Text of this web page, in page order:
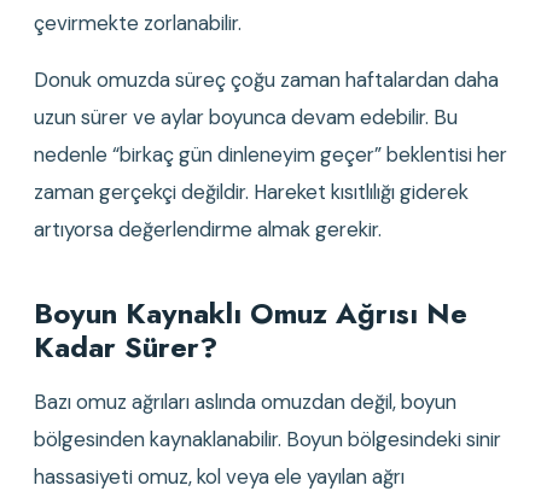
çevirmekte zorlanabilir.
Donuk omuzda süreç çoğu zaman haftalardan daha
uzun sürer ve aylar boyunca devam edebilir. Bu
nedenle “birkaç gün dinleneyim geçer” beklentisi her
zaman gerçekçi değildir. Hareket kısıtlılığı giderek
artıyorsa değerlendirme almak gerekir.
Boyun Kaynaklı Omuz Ağrısı Ne
Kadar Sürer?
Bazı omuz ağrıları aslında omuzdan değil, boyun
bölgesinden kaynaklanabilir. Boyun bölgesindeki sinir
hassasiyeti omuz, kol veya ele yayılan ağrı